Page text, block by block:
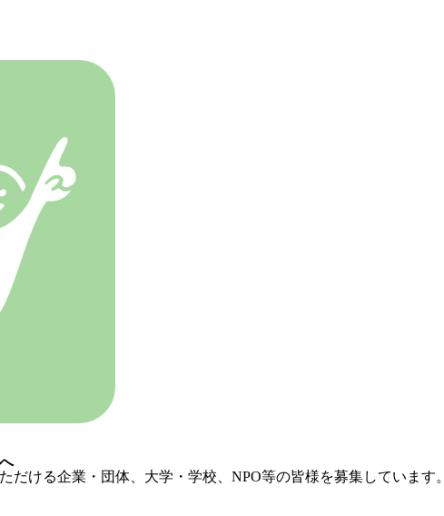
だける企業・団体、大学・学校、NPO等の皆様を募集しています。